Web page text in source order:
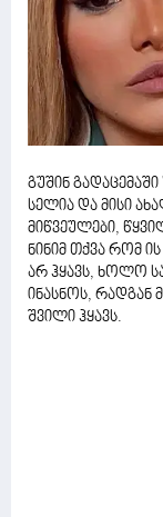
გუშინ
სელია და მისი
მიწვეულები,
ნინიმ თქვა რომ
არ ჰყავს, ხოლო
ინასნოს, რადგან
შვილი ჰყავს.